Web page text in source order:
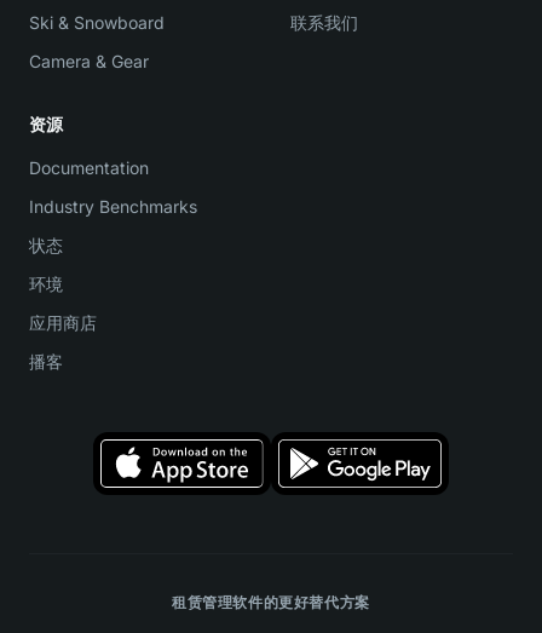
Ski & Snowboard
Camera & Gear
联系我们
资源
Documentation
Industry Benchmarks
状态
环境
应用商店
播客
租赁管理软件的更好替代方案